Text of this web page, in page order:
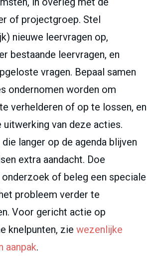
of projectgroep. Stel
nieuwe leervragen op,
bestaande leervragen, en
vragen. Bepaal samen
ondernomen worden om
verhelderen of op te lossen, en
uitwerking van deze acties.
die langer op de agenda blijven
extra aandacht. Doe
of beleg een speciale
probleem verder te
Voor gericht actie op
knelpunten, zie wezenlijke
aanpak.